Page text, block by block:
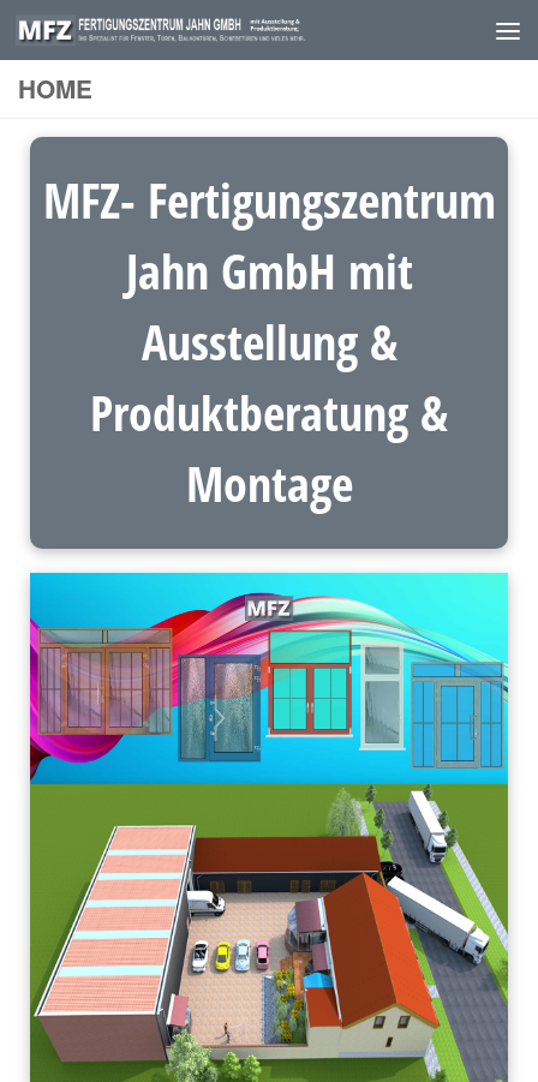
Skip to content
HOME
MFZ- Fertigungszentrum
Jahn GmbH mit
Ausstellung &
Produktberatung &
Montage